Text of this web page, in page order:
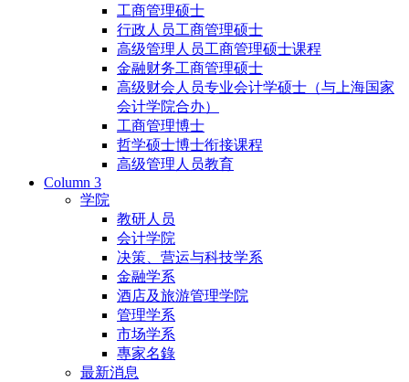
工商管理硕士
行政人员工商管理硕士
高级管理人员工商管理硕士课程
金融财务工商管理硕士
高级财会人员专业会计学硕士（与上海国家
会计学院合办）
工商管理博士
哲学硕士博士衔接课程
高级管理人员教育
Column 3
学院
教研人员
会计学院
决策、营运与科技学系
金融学系
酒店及旅游管理学院
管理学系
市场学系
專家名錄
最新消息